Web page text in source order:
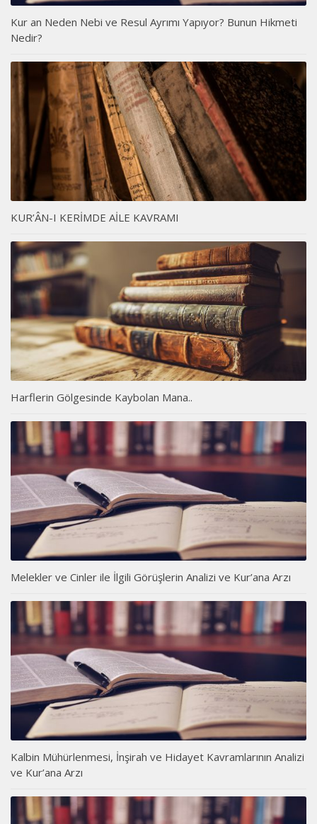
Kur an Neden Nebi ve Resul Ayrımı Yapıyor? Bunun Hikmeti
Nedir?
KUR’ÂN-I KERİMDE AİLE KAVRAMI
Harflerin Gölgesinde Kaybolan Mana..
Melekler ve Cinler ile İlgili Görüşlerin Analizi ve Kur’ana Arzı
Kalbin Mühürlenmesi, İnşirah ve Hidayet Kavramlarının Analizi
ve Kur’ana Arzı